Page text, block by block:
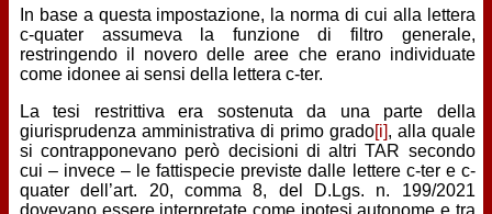
In base a questa impostazione, la norma di cui alla lettera
c-quater assumeva la funzione di filtro generale,
restringendo il novero delle aree che erano individuate
come idonee ai sensi della lettera c-ter.
La tesi restrittiva era sostenuta da una parte della
giurisprudenza amministrativa di primo grado[i], alla quale
si contrapponevano però decisioni di altri TAR secondo
cui – invece – le fattispecie previste dalle lettere c-ter e c-
quater dell’art. 20, comma 8, del D.Lgs. n. 199/2021
dovevano essere interpretate come ipotesi autonome e tra